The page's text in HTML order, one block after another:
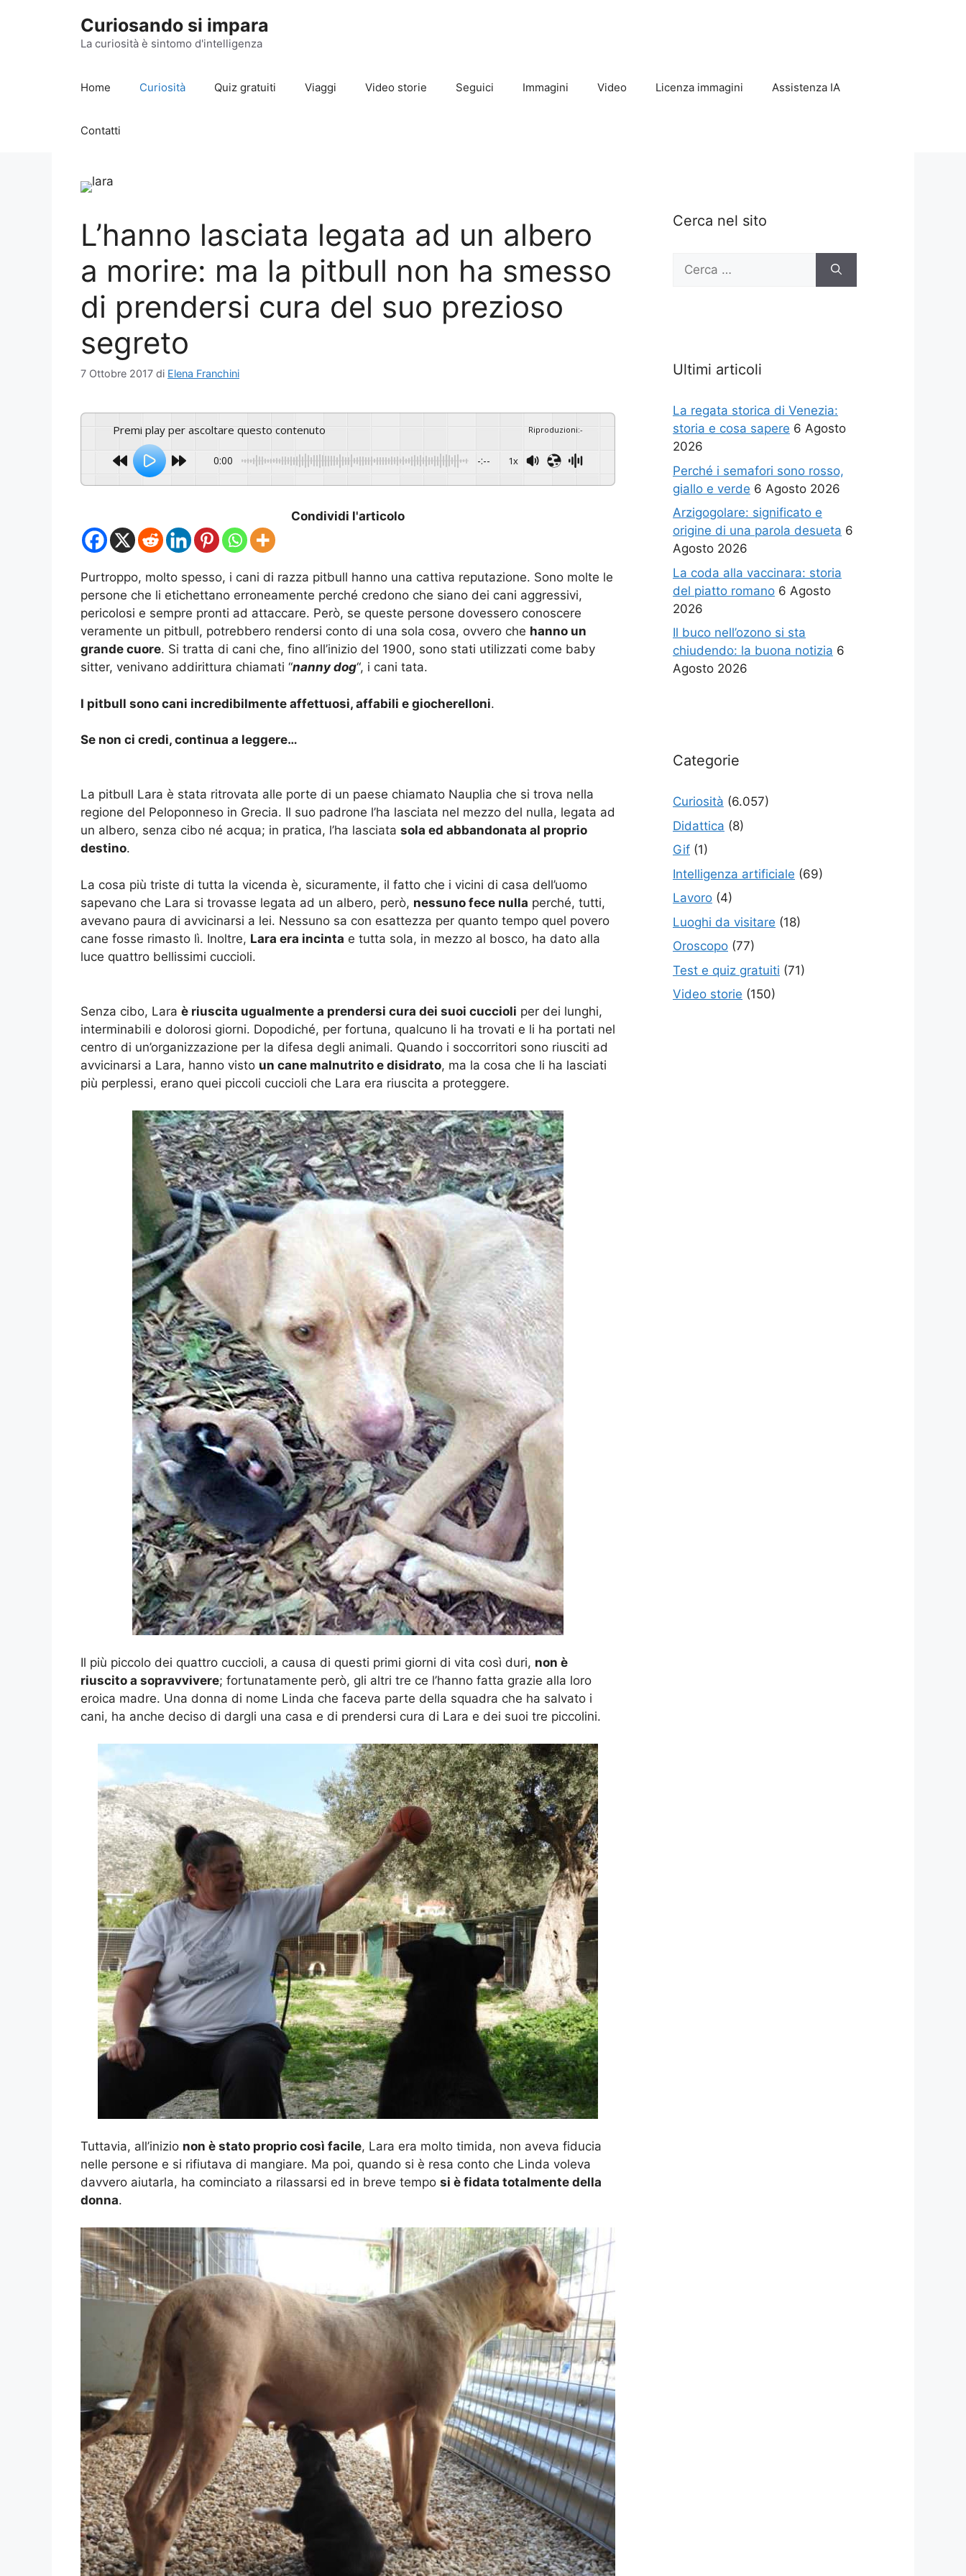
Curiosando si impara
La curiosità è sintomo d'intelligenza
Home Curiosità Quiz gratuiti Viaggi Video storie Seguici Immagini Video Licenza immagini Assistenza IA
Contatti
L’hanno lasciata legata ad un albero
a morire: ma la pitbull non ha smesso
di prendersi cura del suo prezioso
segreto
7 Ottobre 2017 di Elena Franchini
Premi play per ascoltare questo contenuto Riproduzioni:-
0:00 -:-- 1x
Condividi l'articolo
Purtroppo, molto spesso, i cani di razza pitbull hanno una cattiva reputazione. Sono molte le
persone che li etichettano erroneamente perché credono che siano dei cani aggressivi,
pericolosi e sempre pronti ad attaccare. Però, se queste persone dovessero conoscere
veramente un pitbull, potrebbero rendersi conto di una sola cosa, ovvero che hanno un
grande cuore. Si tratta di cani che, fino all’inizio del 1900, sono stati utilizzati come baby
sitter, venivano addirittura chiamati “nanny dog“, i cani tata.
I pitbull sono cani incredibilmente affettuosi, affabili e giocherelloni.
Se non ci credi, continua a leggere…
La pitbull Lara è stata ritrovata alle porte di un paese chiamato Nauplia che si trova nella
regione del Peloponneso in Grecia. Il suo padrone l’ha lasciata nel mezzo del nulla, legata ad
un albero, senza cibo né acqua; in pratica, l’ha lasciata sola ed abbandonata al proprio
destino.
La cosa più triste di tutta la vicenda è, sicuramente, il fatto che i vicini di casa dell’uomo
sapevano che Lara si trovasse legata ad un albero, però, nessuno fece nulla perché, tutti,
avevano paura di avvicinarsi a lei. Nessuno sa con esattezza per quanto tempo quel povero
cane fosse rimasto lì. Inoltre, Lara era incinta e tutta sola, in mezzo al bosco, ha dato alla
luce quattro bellissimi cuccioli.
Senza cibo, Lara è riuscita ugualmente a prendersi cura dei suoi cuccioli per dei lunghi,
interminabili e dolorosi giorni. Dopodiché, per fortuna, qualcuno li ha trovati e li ha portati nel
centro di un’organizzazione per la difesa degli animali. Quando i soccorritori sono riusciti ad
avvicinarsi a Lara, hanno visto un cane malnutrito e disidrato, ma la cosa che li ha lasciati
più perplessi, erano quei piccoli cuccioli che Lara era riuscita a proteggere.
Il più piccolo dei quattro cuccioli, a causa di questi primi giorni di vita così duri, non è
riuscito a sopravvivere; fortunatamente però, gli altri tre ce l’hanno fatta grazie alla loro
eroica madre. Una donna di nome Linda che faceva parte della squadra che ha salvato i
cani, ha anche deciso di dargli una casa e di prendersi cura di Lara e dei suoi tre piccolini.
Tuttavia, all’inizio non è stato proprio così facile, Lara era molto timida, non aveva fiducia
nelle persone e si rifiutava di mangiare. Ma poi, quando si è resa conto che Linda voleva
davvero aiutarla, ha cominciato a rilassarsi ed in breve tempo si è fidata totalmente della
donna.
Cerca nel sito
Ricerca
Ultimi articoli
La regata storica di Venezia:
storia e cosa sapere 6 Agosto
2026
Perché i semafori sono rosso,
giallo e verde 6 Agosto 2026
Arzigogolare: significato e
origine di una parola desueta 6
Agosto 2026
La coda alla vaccinara: storia
del piatto romano 6 Agosto
2026
Il buco nell’ozono si sta
chiudendo: la buona notizia 6
Agosto 2026
Categorie
Curiosità (6.057)
Didattica (8)
Gif (1)
Intelligenza artificiale (69)
Lavoro (4)
Luoghi da visitare (18)
Oroscopo (77)
Test e quiz gratuiti (71)
Video storie (150)